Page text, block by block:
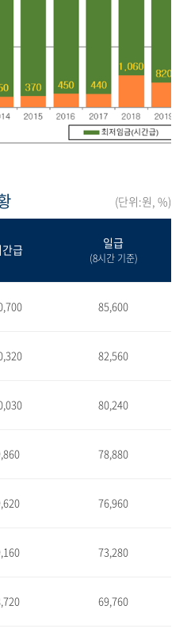
(단위:원, %)
간급 일급
(8시간 기준)
85,600
82,560
80,240
78,880
76,960
73,280
69,760